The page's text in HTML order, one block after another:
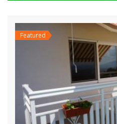
Featured